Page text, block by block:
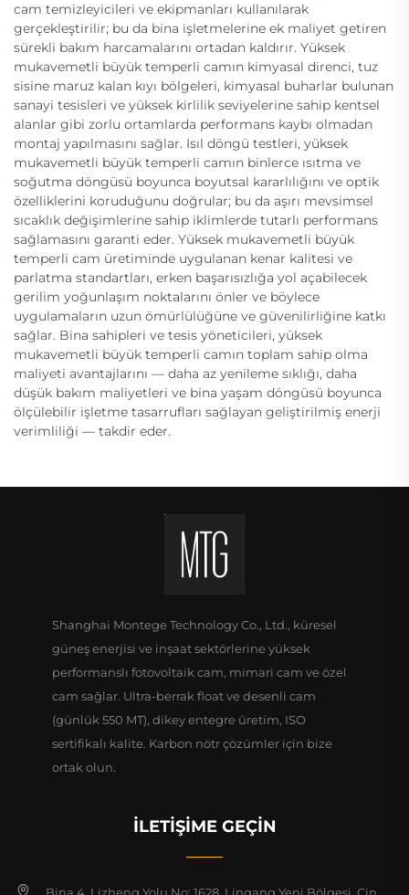
cam temizleyicileri ve ekipmanları kullanılarak
gerçekleştirilir; bu da bina işletmelerine ek maliyet getiren
sürekli bakım harcamalarını ortadan kaldırır. Yüksek
mukavemetli büyük temperli camın kimyasal direnci, tuz
sisine maruz kalan kıyı bölgeleri, kimyasal buharlar bulunan
sanayi tesisleri ve yüksek kirlilik seviyelerine sahip kentsel
alanlar gibi zorlu ortamlarda performans kaybı olmadan
montaj yapılmasını sağlar. Isıl döngü testleri, yüksek
mukavemetli büyük temperli camın binlerce ısıtma ve
soğutma döngüsü boyunca boyutsal kararlılığını ve optik
özelliklerini koruduğunu doğrular; bu da aşırı mevsimsel
sıcaklık değişimlerine sahip iklimlerde tutarlı performans
sağlamasını garanti eder. Yüksek mukavemetli büyük
temperli cam üretiminde uygulanan kenar kalitesi ve
parlatma standartları, erken başarısızlığa yol açabilecek
gerilim yoğunlaşım noktalarını önler ve böylece
uygulamaların uzun ömürlülüğüne ve güvenilirliğine katkı
sağlar. Bina sahipleri ve tesis yöneticileri, yüksek
mukavemetli büyük temperli camın toplam sahip olma
maliyeti avantajlarını — daha az yenileme sıklığı, daha
düşük bakım maliyetleri ve bina yaşam döngüsü boyunca
ölçülebilir işletme tasarrufları sağlayan geliştirilmiş enerji
verimliliği — takdir eder.
Shanghai Montege Technology Co., Ltd., küresel
güneş enerjisi ve inşaat sektörlerine yüksek
performanslı fotovoltaik cam, mimari cam ve özel
cam sağlar. Ultra-berrak float ve desenli cam
(günlük 550 MT), dikey entegre üretim, ISO
sertifikalı kalite. Karbon nötr çözümler için bize
ortak olun.
İLETIŞIME GEÇIN